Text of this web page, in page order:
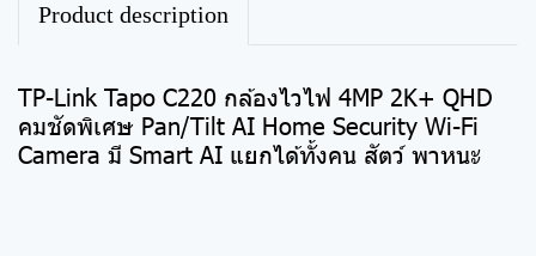
Product description
TP-Link Tapo C220 กล้องไวไฟ 4MP 2K+ QHD
คมชัดพิเศษ Pan/Tilt AI Home Security Wi-Fi
Camera มี Smart AI แยกได้ทั้งคน สัตว์ พาหนะ